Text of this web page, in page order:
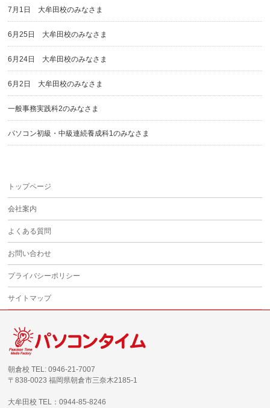
7月1日 大牟田校のみなさま
6月25日 大牟田校のみなさま
6月24日 大牟田校のみなさま
6月2日 大牟田校のみなさま
一般事務実践科2のみなさま
パソコン初級・中級連続養成科1のみなさま
トップページ
会社案内
よくある質問
お問い合わせ
プライバシーポリシー
サイトマップ
朝倉校 TEL: 0946-21-7007
〒838-0023 福岡県朝倉市三奈木2185-1
大牟田校 TEL：0944-85-8246